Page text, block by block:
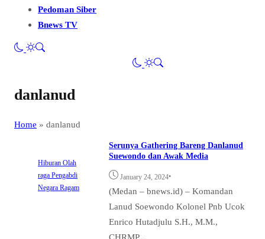
Pedoman Siber
Bnews TV
danlanud
Home » danlanud
Hiburan Olah
raga Pengabdi
Negara Ragam
Serunya Gathering Bareng Danlanud
Suewondo dan Awak Media
January 24, 2024•
(Medan – bnews.id) – Komandan
Lanud Soewondo Kolonel Pnb Ucok
Enrico Hutadjulu S.H., M.M.,